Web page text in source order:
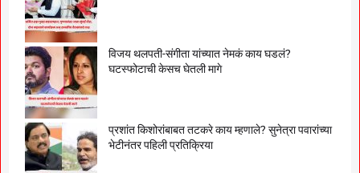
विजय थलपती-संगीता यांच्यात नेमकं काय घडलं?
घटस्फोटाची केसच घेतली मागे
प्रशांत किशोरांबाबत तटकरे काय म्हणाले? सुनेत्रा पवारांच्या
भेटीनंतर पहिली प्रतिक्रिया